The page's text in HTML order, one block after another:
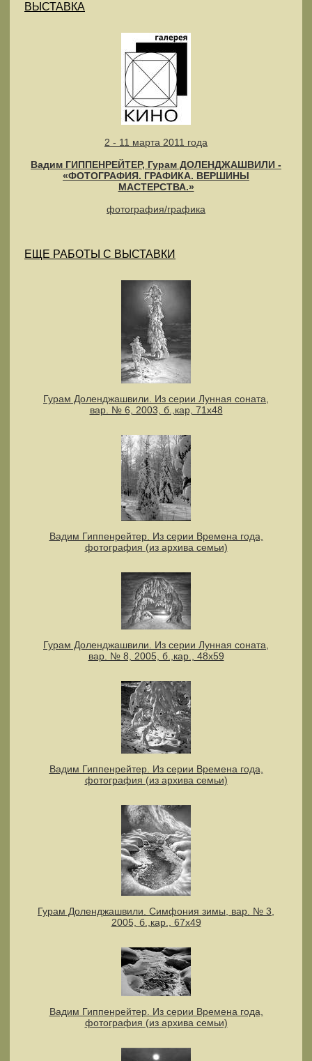
ВЫСТАВКА
2 - 11 марта 2011 года
Вадим ГИППЕНРЕЙТЕР, Гурам ДОЛЕНДЖАШВИЛИ -
«ФОТОГРАФИЯ. ГРАФИКА. ВЕРШИНЫ
МАСТЕРСТВА.»
фотография/графика
ЕЩЕ РАБОТЫ С ВЫСТАВКИ
Гурам Доленджашвили. Из серии Лунная соната,
вар. № 6, 2003, б.,кар, 71х48
Вадим Гиппенрейтер. Из серии Времена года,
фотография (из архива семьи)
Гурам Доленджашвили. Из серии Лунная соната,
вар. № 8, 2005, б.,кар., 48х59
Вадим Гиппенрейтер. Из серии Времена года,
фотография (из архива семьи)
Гурам Доленджашвили. Симфония зимы, вар. № 3,
2005, б.,кар., 67х49
Вадим Гиппенрейтер. Из серии Времена года,
фотография (из архива семьи)